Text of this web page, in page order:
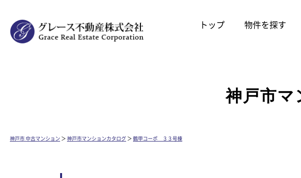
トップ 物件を探す
神戸市マ
神戸市 中古マンション ＞ 神戸市マンションカタログ ＞ 鶴甲コーポ ３３号棟